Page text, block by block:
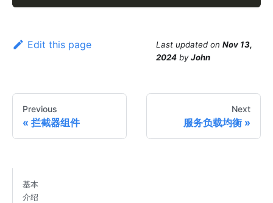
Edit this page Last updated on Nov 13,
2024 byJohn
Previous
拦截器组件
Next
服务负载均衡
基本
介绍